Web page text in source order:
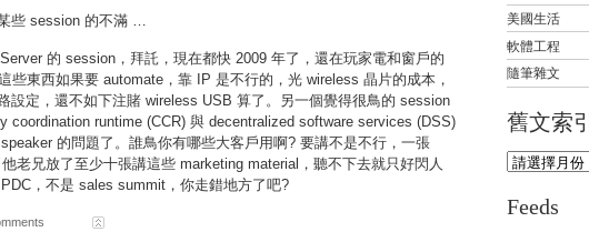
些 session 的不滿 …
的 session，拜託，現在都快 2009 年了，還在玩家電和窗戶的
些東西如果要 automate，靠 IP 是不行的，光 wireless 晶片的成本，
設定，還不如下注賭 wireless USB 算了。另一個覺得很鳥的 session
coordination runtime (CCR) 與 decentralized software services (DSS)
的問題了。誰鳥你有哪些大客戶用啊? 要講不是不行，一張
老兄放了至少十張講這些 marketing material，聽不下去就只好閃人
，不是 sales summit，你走錯地方了吧?
美國生活
軟體工程
隨筆雜文
舊文索
Feeds